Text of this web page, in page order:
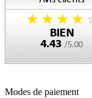
Modes de paiement